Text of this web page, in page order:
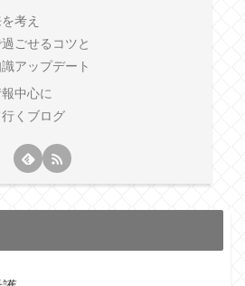
考え
ごせるコツと
アップデート
中心に
くブログ